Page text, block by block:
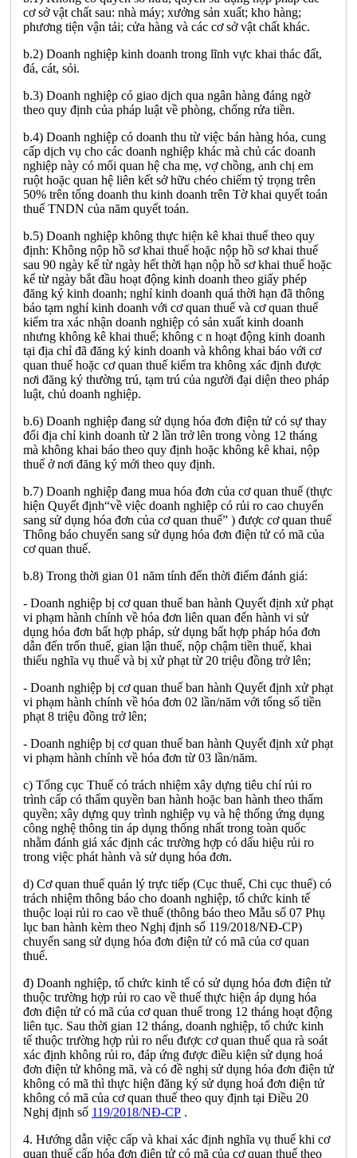
cơ sở vật chất sau: nhà máy; xưởng sản xuất; kho hàng;
phương tiện vận tải; cửa hàng và các cơ sở vật chất khác.
b.2) Doanh nghiệp kinh doanh trong lĩnh vực khai thác đất,
đá, cát, sỏi.
b.3) Doanh nghiệp có giao dịch qua ngân hàng đáng ngờ
theo quy định của pháp luật về phòng, chống rửa tiền.
b.4) Doanh nghiệp có doanh thu từ việc bán hàng hóa, cung
cấp dịch vụ cho các doanh nghiệp khác mà chủ các doanh
nghiệp này có mối quan hệ cha mẹ, vợ chồng, anh chị em
ruột hoặc quan hệ liên kết sở hữu chéo chiếm tỷ trọng trên
50% trên tổng doanh thu kinh doanh trên Tờ khai quyết toán
thuế TNDN của năm quyết toán.
b.5) Doanh nghiệp không thực hiện kê khai thuế theo quy
định: Không nộp hồ sơ khai thuế hoặc nộp hồ sơ khai thuế
sau 90 ngày kể từ ngày hết thời hạn nộp hồ sơ khai thuế hoặc
kể từ ngày bắt đầu hoạt động kinh doanh theo giấy phép
đăng ký kinh doanh; nghỉ kinh doanh quá thời hạn đã thông
báo tạm nghỉ kinh doanh với cơ quan thuế và cơ quan thuế
kiểm tra xác nhận doanh nghiệp có sản xuất kinh doanh
nhưng không kê khai thuế; không c n hoạt động kinh doanh
tại địa chỉ đã đăng ký kinh doanh và không khai báo với cơ
quan thuế hoặc cơ quan thuế kiểm tra không xác định được
nơi đăng ký thường trú, tạm trú của người đại diện theo pháp
luật, chủ doanh nghiệp.
b.6) Doanh nghiệp đang sử dụng hóa đơn điện tử có sự thay
đổi địa chỉ kinh doanh từ 2 lần trở lên trong vòng 12 tháng
mà không khai báo theo quy định hoặc không kê khai, nộp
thuế ở nơi đăng ký mới theo quy định.
b.7) Doanh nghiệp đang mua hóa đơn của cơ quan thuế (thực
hiện Quyết định“về việc doanh nghiệp có rủi ro cao chuyển
sang sử dụng hóa đơn của cơ quan thuế” ) được cơ quan thuế
Thông báo chuyển sang sử dụng hóa đơn điện tử có mã của
cơ quan thuế.
b.8) Trong thời gian 01 năm tính đến thời điểm đánh giá:
- Doanh nghiệp bị cơ quan thuế ban hành Quyết định xử phạt
vi phạm hành chính về hóa đơn liên quan đến hành vi sử
dụng hóa đơn bất hợp pháp, sử dụng bất hợp pháp hóa đơn
dẫn đến trốn thuế, gian lận thuế, nộp chậm tiền thuế, khai
thiếu nghĩa vụ thuế và bị xử phạt từ 20 triệu đồng trở lên;
- Doanh nghiệp bị cơ quan thuế ban hành Quyết định xử phạt
vi phạm hành chính về hóa đơn 02 lần/năm với tổng số tiền
phạt 8 triệu đồng trở lên;
- Doanh nghiệp bị cơ quan thuế ban hành Quyết định xử phạt
vi phạm hành chính về hóa đơn từ 03 lần/năm.
c) Tổng cục Thuế có trách nhiệm xây dựng tiêu chí rủi ro
trình cấp có thẩm quyền ban hành hoặc ban hành theo thẩm
quyền; xây dựng quy trình nghiệp vụ và hệ thống ứng dụng
công nghệ thông tin áp dụng thống nhất trong toàn quốc
nhằm đánh giá xác định các trường hợp có dấu hiệu rủi ro
trong việc phát hành và sử dụng hóa đơn.
d) Cơ quan thuế quản lý trực tiếp (Cục thuế, Chi cục thuế) có
trách nhiệm thông báo cho doanh nghiệp, tổ chức kinh tế
thuộc loại rủi ro cao về thuế (thông báo theo Mẫu số 07 Phụ
lục ban hành kèm theo Nghị định số 119/2018/NĐ-CP)
chuyển sang sử dụng hóa đơn điện tử có mã của cơ quan
thuế.
đ) Doanh nghiệp, tổ chức kinh tế có sử dụng hóa đơn điện tử
thuộc trường hợp rủi ro cao về thuế thực hiện áp dụng hóa
đơn điện tử có mã của cơ quan thuế trong 12 tháng hoạt động
liên tục. Sau thời gian 12 tháng, doanh nghiệp, tổ chức kinh
tế thuộc trường hợp rủi ro nếu được cơ quan thuế qua rà soát
xác định không rủi ro, đáp ứng được điều kiện sử dụng hoá
đơn điện tử không mã, và có đề nghị sử dụng hóa đơn điện tử
không có mã thì thực hiện đăng ký sử dụng hoá đơn điện tử
không có mã của cơ quan thuế theo quy định tại Điều 20
Nghị định số 119/2018/NĐ-CP .
4. Hướng dẫn việc cấp và khai xác định nghĩa vụ thuế khi cơ
quan thuế cấp hóa đơn điện tử có mã của cơ quan thuế theo